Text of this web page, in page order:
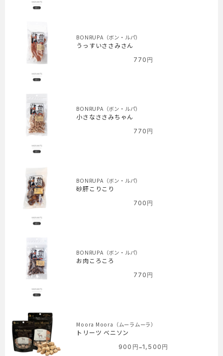
BONRUPA（ボン・ルパ）
うっすいささみさん
770 円
BONRUPA（ボン・ルパ）
小さなささみちゃん
770 円
BONRUPA（ボン・ルパ）
砂肝こりこり
700 円
BONRUPA（ボン・ルパ）
お肉ころころ
770 円
Moora Moora（ムーラムーラ）
トリーツ ベニソン
900 円–1,500 円
価